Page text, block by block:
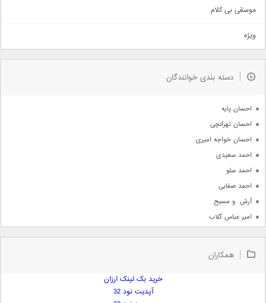
اهنگ بندرعباسی
دمو
مذهبی
جدیدترین ها
موسقی بی کلام
ویژه
دسته بندی خوانندگان
احسان پایه
احسان تهرانچی
احسان خواجه امیری
احمد سعیدی
احمد سلو
احمد صفایی
آرش  و مسیح
امیر عباس گلاب
امیر علی
همکاران
خرید بک لینک ارزان
آپدیت نود 32